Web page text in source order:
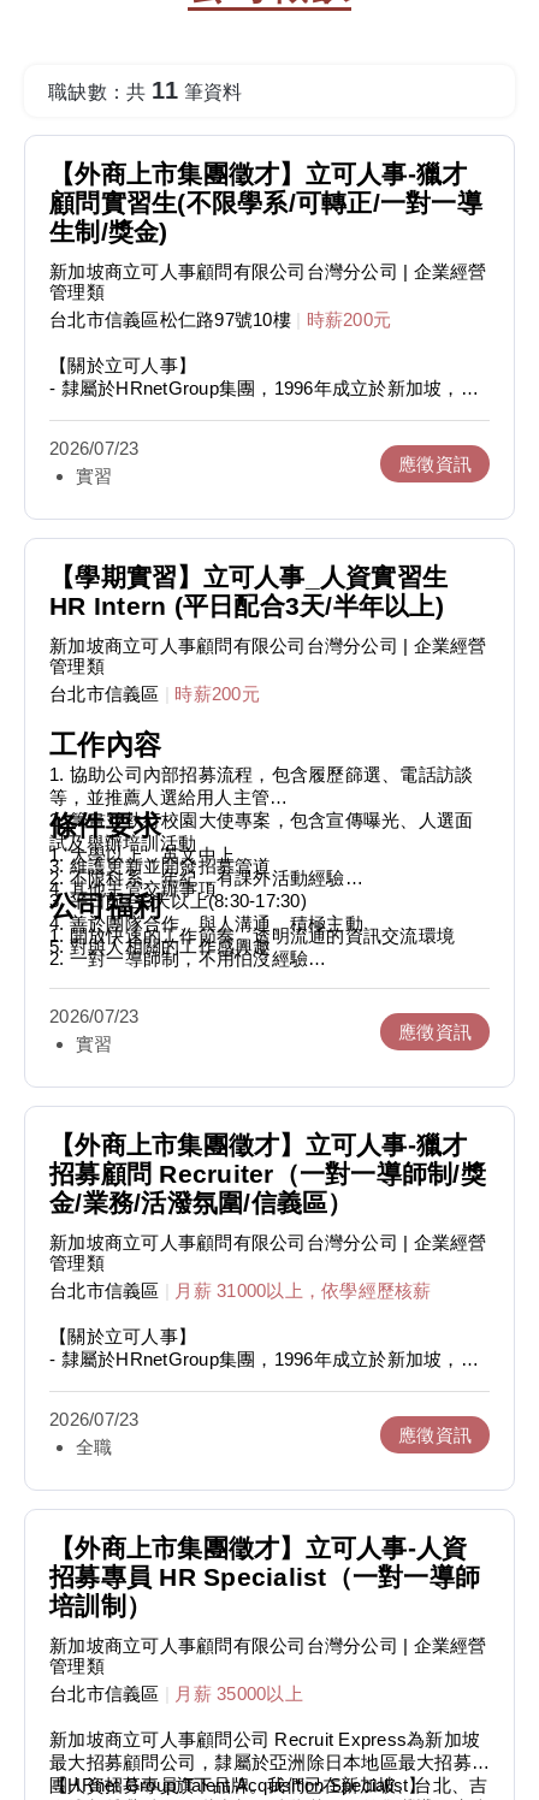
職缺數：共 11 筆資料
【外商上市集團徵才】立可人事-獵才
顧問實習生(不限學系/可轉正/一對一導
生制/獎金)
新加坡商立可人事顧問有限公司台灣分公司 | 企業經營
管理類
台北市信義區松仁路97號10樓| 時薪200元
【關於立可人事】
- 隸屬於HRnetGroup集團，1996年成立於新加坡，
工及1,000名以上顧問
- 致力於為國內外客戶提供正職/約聘/中高階主管獵才
戶遍及軟體業、半導體業、電子製造業、醫療生技業、
- 目前台灣團隊積極擴編中，歡迎想踏入人資招募/業務
開發/顧問諮詢產業的你加入！
【獵才顧問實習生】
1. 為國內外的企業客戶搜尋及篩選人才
2. 篩選履歷並與應徵者進行電話、實體面試並進行推
薦
3. 推薦合適的候選人給企業客戶，完成客戶招募需求
4. 其他主管交辦事項
【需求期待】
1. 大學以上，英文中上
2. 不限科系、年紀，有課外活動經驗
3. 學期間配合4天以上（不含假日）
4. 善於團隊合作、與人溝通、積極主動
5. 對與人相關的工作感興趣
【更多我們】
Podcast (立可職場文化)- https://reurl.cc/kLqWV3
Medium(顧問心得分享)-https://medium.com/@talent-
recruitexpress
2026/07/23
實習
應徵資訊
【學期實習】立可人事_人資實習生
HR Intern (平日配合3天/半年以上)
新加坡商立可人事顧問有限公司台灣分公司 | 企業經營
管理類
台北市信義區
時薪200元
工作內容
1. 協助公司內部招募流程，包含履歷篩選、電話訪談
等，並推薦人選給用人主管
2. 籌畫並執行校園大使專案，包含宣傳曝光、人選面
試及舉辦培訓活動
3. 維護更新並開發招募管道
4. 其他主管交辦事項
條件要求
1. 大學以上，英文中上
2. 不限科系、年紀，有課外活動經驗
3. 平日配合3天以上(8:30-17:30)
4. 善於團隊合作、與人溝通、積極主動
5. 對與人相關的工作感興趣
公司福利
1. 開放快速的工作節奏，透明流通的資訊交流環境
2. 一對一導師制，不用怕沒經驗
2026/07/23
實習
應徵資訊
【外商上市集團徵才】立可人事-獵才
招募顧問 Recruiter（一對一導師制/獎
金/業務/活潑氛圍/信義區）
新加坡商立可人事顧問有限公司台灣分公司 | 企業經營
管理類
台北市信義區
月薪 31000以上，依學經歷核薪
【關於立可人事】
- 隸屬於HRnetGroup集團，1996年成立於新加坡，
工及1,000名以上顧問
- 致力於為國內外客戶提供正職/約聘/中高階主管獵才
戶遍及軟體業、半導體業、電子製造業、醫療生技業、
- 目前台灣團隊積極擴編中，歡迎想踏入人資招募/業務
開發/顧問諮詢產業的你加入！
【獵才顧問實習生】
1. 為國內外的企業客戶搜尋及篩選人才
2. 篩選履歷並與應徵者進行電話、實體面試並進行推
薦
3. 推薦合適的候選人給企業客戶，完成客戶招募需求
【需求期待】
1. 大學以上，英文中上
2026/07/23
全職
應徵資訊
【外商上市集團徵才】立可人事-人資
招募專員 HR Specialist（一對一導師
培訓制）
新加坡商立可人事顧問有限公司台灣分公司 | 企業經營
管理類
台北市信義區
月薪 35000以上
新加坡商立可人事顧問公司 Recruit Express為新加坡
最大招募顧問公司，隸屬於亞洲除日本地區最大招募集
團HRnet Group旗下品牌。我們已在新加坡、台北、吉
【人資招募專員 Talent Acquisition Specialist】